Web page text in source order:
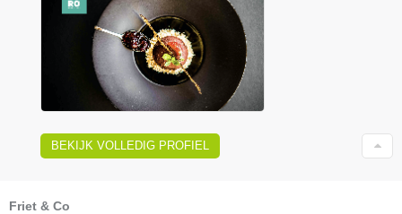
BEKIJK VOLLEDIG PROFIEL
Friet & Co